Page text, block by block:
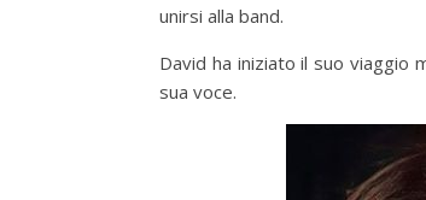
unirsi alla band.
David ha iniziato il suo viaggio
sua voce.